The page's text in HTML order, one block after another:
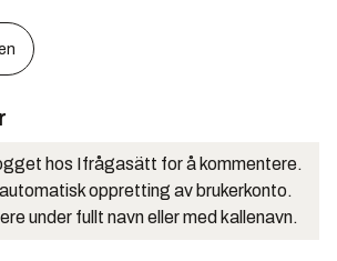
hos Ifrågasätt for å kommentere.
oppretting av brukerkonto.
under fullt navn eller med kallenavn.